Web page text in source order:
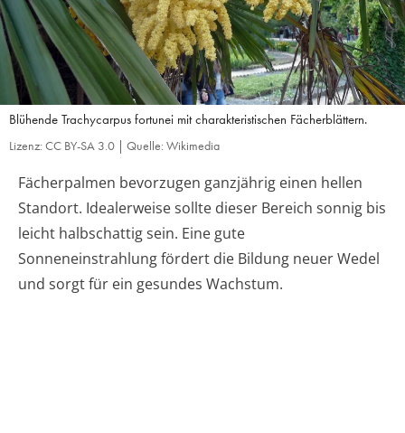
Blühende Trachycarpus fortunei mit charakteristischen Fächerblättern.
Lizenz: CC BY-SA 3.0 | Quelle: Wikimedia
Fächerpalmen bevorzugen ganzjährig einen hellen
Standort. Idealerweise sollte dieser Bereich sonnig bis
leicht halbschattig sein. Eine gute
Sonneneinstrahlung fördert die Bildung neuer Wedel
und sorgt für ein gesundes Wachstum.